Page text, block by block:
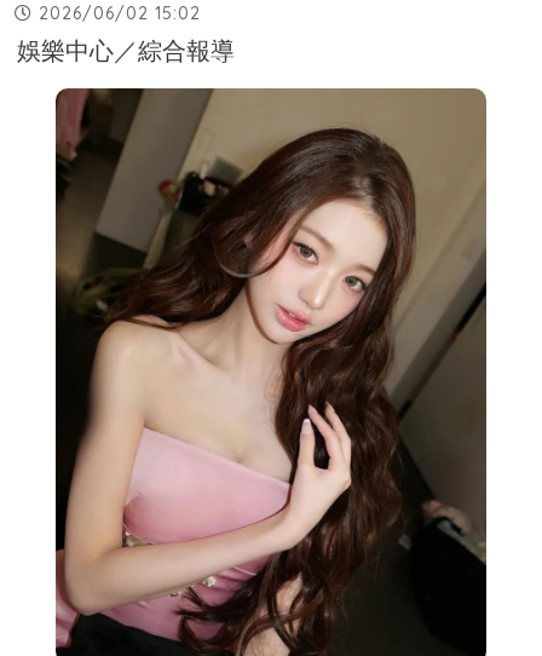
2026/06/02 15:02
娛樂中心／綜合報導